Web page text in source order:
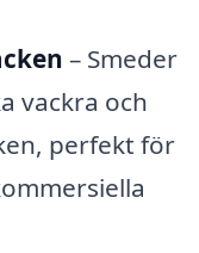
– Smeder
vackra och
perfekt för